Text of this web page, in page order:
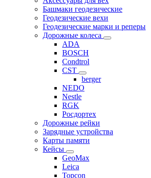
Башмаки геодезические
Геодезические вехи
Геодезические марки и реперы
Дорожные колеса
ADA
BOSCH
Condtrol
CST
berger
NEDO
Nestle
RGK
Росдортех
Дорожные рейки
Зарядные устройства
Карты памяти
Кейсы
GeoMax
Leica
Topcon